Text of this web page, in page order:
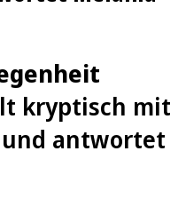
kryptisch mit
und antwortet